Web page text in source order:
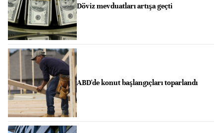
Döviz mevduatları artışa geçti
ABD'de konut başlangıçları toparlandı